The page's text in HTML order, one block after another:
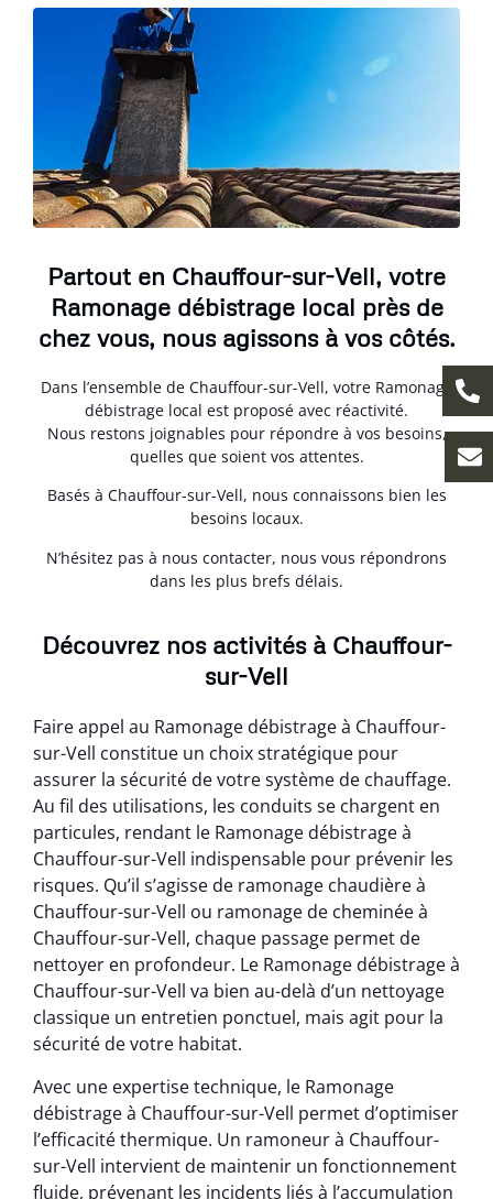
Partout en Chauffour-sur-Vell, votre
Ramonage débistrage local près de
chez vous, nous agissons à vos côtés.
Dans l’ensemble de Chauffour-sur-Vell, votre Ramonage
débistrage local est proposé avec réactivité.
Nous restons joignables pour répondre à vos besoins,
quelles que soient vos attentes.
Basés à Chauffour-sur-Vell, nous connaissons bien les
besoins locaux.
N’hésitez pas à nous contacter, nous vous répondrons
dans les plus brefs délais.
Découvrez nos activités à Chauffour-
sur-Vell
Faire appel au Ramonage débistrage à Chauffour-
sur-Vell constitue un choix stratégique pour
assurer la sécurité de votre système de chauffage.
Au fil des utilisations, les conduits se chargent en
particules, rendant le Ramonage débistrage à
Chauffour-sur-Vell indispensable pour prévenir les
risques. Qu’il s’agisse de ramonage chaudière à
Chauffour-sur-Vell ou ramonage de cheminée à
Chauffour-sur-Vell, chaque passage permet de
nettoyer en profondeur. Le Ramonage débistrage à
Chauffour-sur-Vell va bien au-delà d’un nettoyage
classique un entretien ponctuel, mais agit pour la
sécurité de votre habitat.
Avec une expertise technique, le Ramonage
débistrage à Chauffour-sur-Vell permet d’optimiser
l’efficacité thermique. Un ramoneur à Chauffour-
sur-Vell intervient de maintenir un fonctionnement
fluide, prévenant les incidents liés à l’accumulation